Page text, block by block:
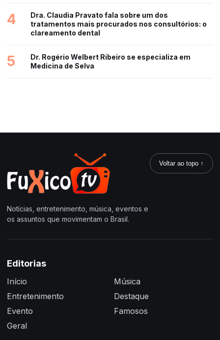
4
Dra. Claudia Pravato fala sobre um dos
tratamentos mais procurados nos consultórios: o
clareamento dental
5
Dr. Rogério Welbert Ribeiro se especializa em
Medicina de Selva
Notícias, entretenimento, música, eventos e
os assuntos que movimentam o Brasil.
Voltar ao topo ↑
Editorias
Início
Entretenimento
Evento
Geral
Música
Destaque
Famosos